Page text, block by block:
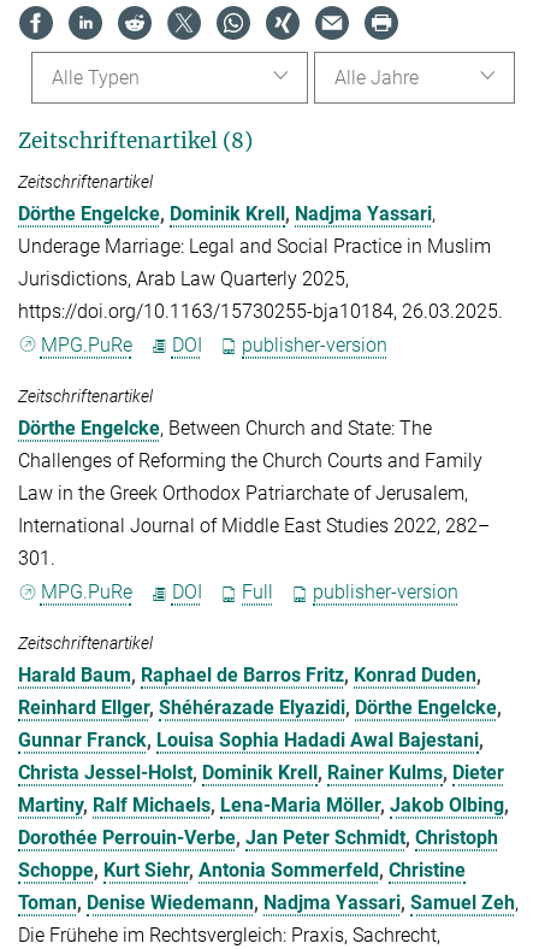
Alle Jahre
Alle Typen
Zeitschriftenartikel (8)
Zeitschriftenartikel
Dörthe Engelcke, Dominik Krell, Nadjma Yassari,
Underage Marriage: Legal and Social Practice in Muslim
Jurisdictions, Arab Law Quarterly 2025,
https://doi.org/10.1163/15730255-bja10184, 26.03.2025.
MPG.PuRe
DOI publisher-version
Zeitschriftenartikel
Dörthe Engelcke, Between Church and State: The
Challenges of Reforming the Church Courts and Family
Law in the Greek Orthodox Patriarchate of Jerusalem,
International Journal of Middle East Studies 2022, 282–
301.
MPG.PuRe
DOI Full publisher-version
Zeitschriftenartikel
Harald Baum, Raphael de Barros Fritz, Konrad Duden,
Reinhard Ellger, Shéhérazade Elyazidi, Dörthe Engelcke,
Gunnar Franck, Louisa Sophia Hadadi Awal Bajestani,
Christa Jessel-Holst, Dominik Krell , Rainer Kulms, Dieter
Martiny, Ralf Michaels, Lena-Maria Möller, Jakob Olbing,
Dorothée Perrouin-Verbe, Jan Peter Schmidt, Christoph
Schoppe, Kurt Siehr, Antonia Sommerfeld , Christine
Toman, Denise Wiedemann, Nadjma Yassari, Samuel Zeh,
Die Frühehe im Rechtsvergleich: Praxis, Sachrecht,